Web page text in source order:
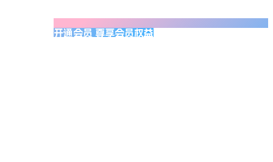
开通会员 尊享会员权益